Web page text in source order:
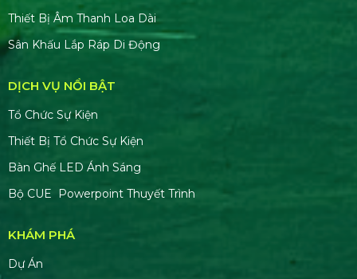
Thiết Bị Âm Thanh Loa Dài
Sân Khấu Lắp Ráp Di Động
DỊCH VỤ NỔI BẬT
Tổ Chức Sự Kiện
Thiết Bị Tổ Chức Sự Kiện
Bàn Ghế LED Ánh Sáng
Bộ CUE Powerpoint Thuyết Trình
KHÁM PHÁ
Dự Án